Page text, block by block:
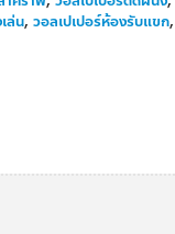
ล่น, วอลเปเปอร์ห้องรับแขก,